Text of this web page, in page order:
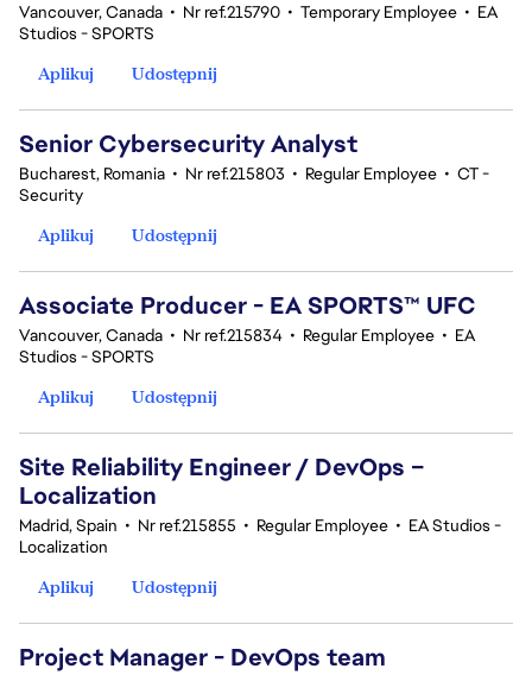
Vancouver, Canada • Nr ref.215790 • Temporary Employee • EA
Studios - SPORTS
Aplikuj
Udostępnij
Senior Cybersecurity Analyst
Bucharest, Romania • Nr ref.215803 • Regular Employee • CT -
Security
Aplikuj
Udostępnij
Associate Producer - EA SPORTS™ UFC
Vancouver, Canada • Nr ref.215834 • Regular Employee • EA
Studios - SPORTS
Aplikuj
Udostępnij
Site Reliability Engineer / DevOps –
Localization
Madrid, Spain • Nr ref.215855 • Regular Employee • EA Studios -
Localization
Aplikuj
Udostępnij
Project Manager - DevOps team